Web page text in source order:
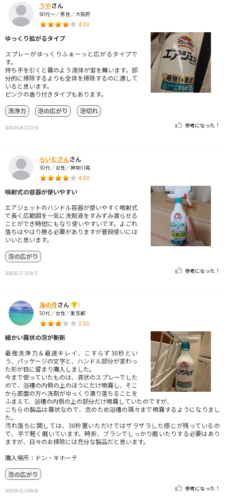
うやさん
60代～／男性／大阪府
4.00
ゆっくり拡がるタイプ
スプレーがゆっくりふぁーっと広がるタイプで
す。
持ち手を引くと霧のよう液体が宙を舞います。部
分的に掃除するよりも全体を掃除するのに適して
いると思います。
ピンクの香り付きタイプもあります。
洗浄力
泡の広がり 泡切れ
2026.04.26 11:22:42 参考になった！
らいむさんさん
30代／女性／神奈川県
4.00
噴射式の容器が使いやすい
エアジェットのハンドル容器が使いやすく噴射式
で長く広範囲を一気に洗剤液をすみずみ渡らせる
ことができ時短にもなり使いやすいです。よごれ
落ちはやはり擦る必要がありますが普段使いには
いいと思います。
泡の広がり
2026.02.17 21:09:17 参考になった！
海の月さん
1
50代／女性／東京都
3.00
細かい霧状の泡が斬新
最強洗浄力＆最速キレイ、こすらず30秒とい
う、パッケージの文字と、ハンドル部分が変わっ
た形が目に留まり購入しました。
今まで使っていたものは、液状のスプレーでした
ので、浴槽の内側の上のほうにだけ噴霧し、そこ
から底面の方へ洗剤がゆっくり滴り落ちることを
ふまえて、浴槽の内側の上の部分だけ噴霧していたのですが、
こちらの製品は霧状なので、念のため浴槽の隅々まで噴霧するようになりまし
た。
汚れ落ちに関しては、30秒置いただけではザラザラした感じが残っているの
で、手で軽く磨いています。時折、ブラシでしっかり磨いたりする必要はあり
ますが、日々のお掃除には充分な製品だと思います。
購入場所：ドン・キホーテ
泡の広がり
2025.09.15 14:09:50 参考になった！